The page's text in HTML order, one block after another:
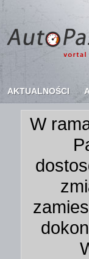
AKTUALNOŚCI
W